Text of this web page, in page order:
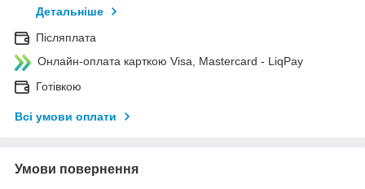
Детальніше
Післяплата
Онлайн-оплата карткою Visa, Mastercard - LiqPay
Готівкою
Всі умови оплати
Умови повернення